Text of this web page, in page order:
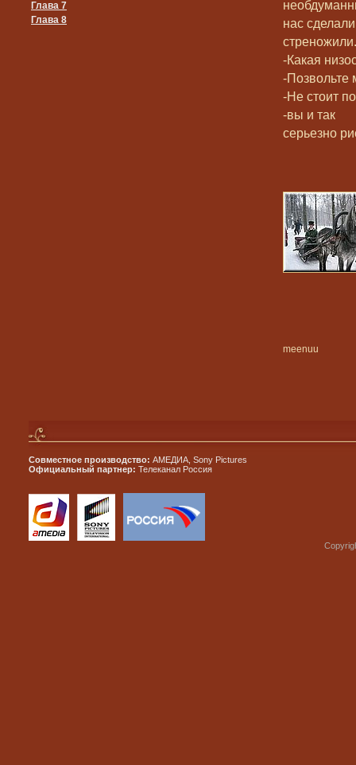
Глава 7
Глава 8
нас
стреножили.
-Какая
-Позвольте
-Не стоит
-вы и так
серьезно
meenuu
Совместное производство: АМЕДИА, Sony Pictures
Официальный партнер: Телеканал Россия